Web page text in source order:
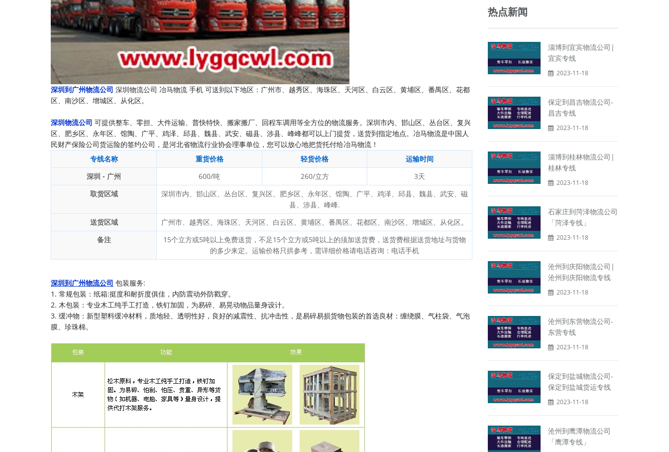
深圳到广州物流公司 深圳物流公司 冶马物流 手机 可送到以下地区：广州市、越秀区、海珠区、天河区、白云区、黄埔区、番禺区、花都
区、南沙区、增城区、从化区。
深圳物流公司 可提供整车、零担、大件运输、普快特快、搬家搬厂、回程车调用等全方位的物流服务。深圳市内、邯山区、丛台区、复兴
区、肥乡区、永年区、馆陶、广平、鸡泽、邱县、魏县、武安、磁县、涉县、峰峰都可以上门提货，送货到指定地点。冶马物流是中国人
民财产保险公司货运险的签约公司，是河北省物流行业协会理事单位，您可以放心地把货托付给冶马物流！
专线名称
重货价格 轻货价格
运输时间
深圳 - 广州
600/吨 260/立方
3天
取货区域
深圳市内、邯山区、丛台区、复兴区、肥乡区、永年区、馆陶、广平、鸡泽、邱县、魏县、武安、磁
县、涉县、峰峰.
送货区域
广州市、越秀区、海珠区、天河区、白云区、黄埔区、番禺区、花都区、南沙区、增城区、从化区。
备注
15个立方或5吨以上免费送货，不足15个立方或5吨以上的须加送货费，送货费根据送货地址与货物
的多少来定。运输价格只拱参考，需详细价格请电话咨询：电话手机
深圳到广州物流公司 包装服务:
1. 常规包装：纸箱:挺度和耐折度俱佳，内防震动外防戳穿。
2. 木包装：专业木工纯手工打造，铁钉加固，为易碎、易晃动物品量身设计。
3. 缓冲物：新型塑料缓冲材料，质地轻、透明性好，良好的减震性、抗冲击性，是易碎易损货物包装的首选良材：缠绕膜、气柱袋、气泡
膜、珍珠棉。
热点新闻
淄博到宜宾物流公司|
宜宾专线
2023-11-18
保定到昌吉物流公司-
昌吉专线
2023-11-18
淄博到桂林物流公司|
桂林专线
2023-11-18
石家庄到菏泽物流公司
「菏泽专线」
2023-11-18
沧州到庆阳物流公司|
沧州到庆阳物流专线
2023-11-18
沧州到东营物流公司-
东营专线
2023-11-18
保定到盐城物流公司-
保定到盐城货运专线
2023-11-18
沧州到鹰潭物流公司
「鹰潭专线」